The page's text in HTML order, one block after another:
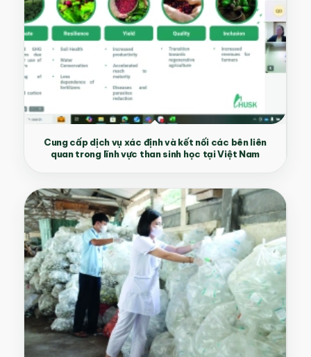
Cung cấp dịch vụ xác định và kết nối các bên liên
quan trong lĩnh vực than sinh học tại Việt Nam